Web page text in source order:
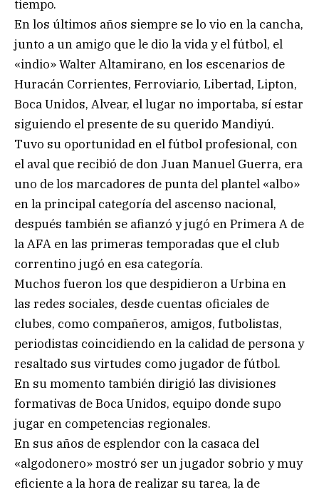
tiempo.
En los últimos años siempre se lo vio en la cancha,
junto a un amigo que le dio la vida y el fútbol, el
«indio» Walter Altamirano, en los escenarios de
Huracán Corrientes, Ferroviario, Libertad, Lipton,
Boca Unidos, Alvear, el lugar no importaba, sí estar
siguiendo el presente de su querido Mandiyú.
Tuvo su oportunidad en el fútbol profesional, con
el aval que recibió de don Juan Manuel Guerra, era
uno de los marcadores de punta del plantel «albo»
en la principal categoría del ascenso nacional,
después también se afianzó y jugó en Primera A de
la AFA en las primeras temporadas que el club
correntino jugó en esa categoría.
Muchos fueron los que despidieron a Urbina en
las redes sociales, desde cuentas oficiales de
clubes, como compañeros, amigos, futbolistas,
periodistas coincidiendo en la calidad de persona y
resaltado sus virtudes como jugador de fútbol.
En su momento también dirigió las divisiones
formativas de Boca Unidos, equipo donde supo
jugar en competencias regionales.
En sus años de esplendor con la casaca del
«algodonero» mostró ser un jugador sobrio y muy
eficiente a la hora de realizar su tarea, la de